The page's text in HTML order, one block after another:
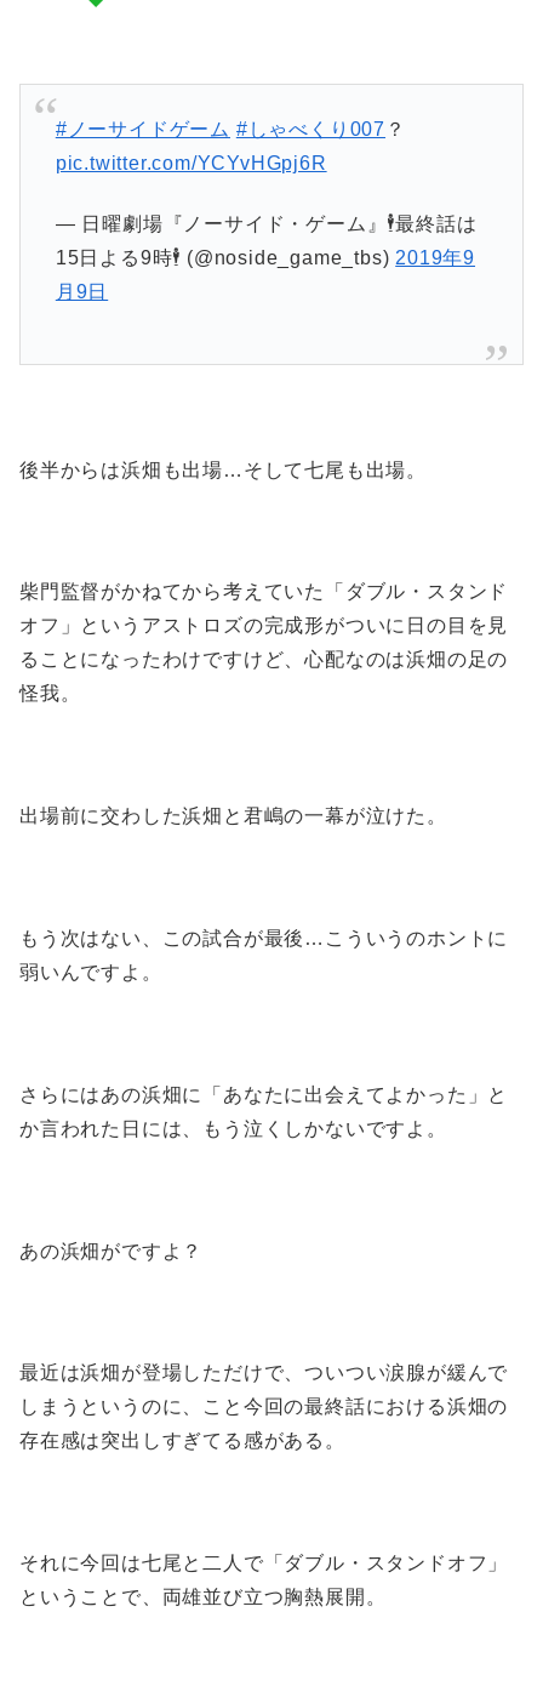
#ノーサイドゲーム #しゃべくり007 ？
pic.twitter.com/YCYvHGpj6R
— 日曜劇場『ノーサイド・ゲーム』🕴最終話は
15日よる9時🕴 (@noside_game_tbs) 2019年9
月9日
後半からは浜畑も出場…そして七尾も出場。
柴門監督がかねてから考えていた「ダブル・スタンド
オフ」というアストロズの完成形がついに日の目を見
ることになったわけですけど、心配なのは浜畑の足の
怪我。
出場前に交わした浜畑と君嶋の一幕が泣けた。
もう次はない、この試合が最後…こういうのホントに
弱いんですよ。
さらにはあの浜畑に「あなたに出会えてよかった」と
か言われた日には、もう泣くしかないですよ。
あの浜畑がですよ？
最近は浜畑が登場しただけで、ついつい涙腺が緩んで
しまうというのに、こと今回の最終話における浜畑の
存在感は突出しすぎてる感がある。
それに今回は七尾と二人で「ダブル・スタンドオフ」
ということで、両雄並び立つ胸熱展開。